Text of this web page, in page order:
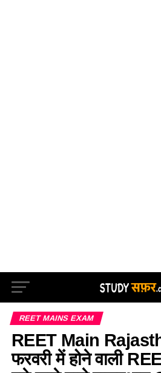
REET MAINS EXAM
REET Main
फरवरी में होने वाली